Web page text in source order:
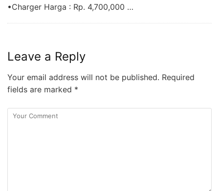
•Charger Harga : Rp. 4,700,000 …
Leave a Reply
Your email address will not be published. Required
fields are marked *